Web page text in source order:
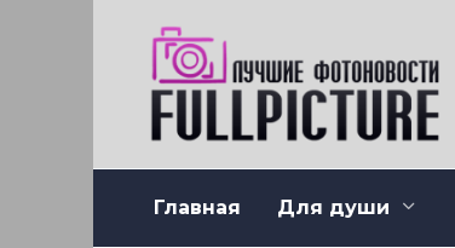
Главная Для души